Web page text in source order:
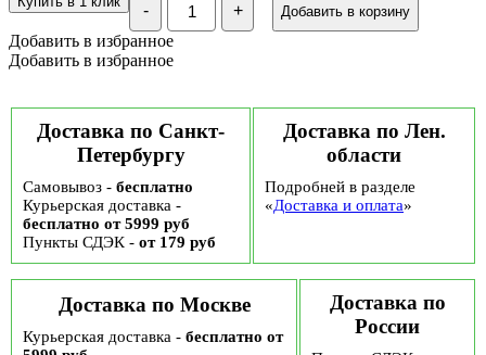
-
Какао-
бобы
цельные
обжаренные,
+ Добавить в корзину
Добавить в избранное
Добавить в избранное
Доставка по Санкт-
Петербургу
Самовывоз - бесплатно
Курьерская доставка -
бесплатно от 5999 руб
Пункты СДЭК - от 179 руб
Доставка по Лен.
области
Подробней в разделе
«Доставка и оплата»
Доставка по Москве
Курьерская доставка - бесплатно от
Доставка по
России